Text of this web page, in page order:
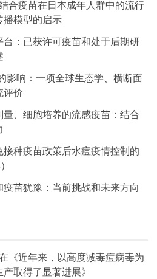
合疫苗在日本成年人群中的流行
播模型的启示
：已获许可疫苗和处于后期研
影响：一项全球生态学、横断面
评价
、细胞培养的流感疫苗：结合
种疫苗政策后水痘疫情控制的
苗犹豫：当前挑战和未来方向
《近年来，以高度减毒痘病毒为
取得了显著进展》